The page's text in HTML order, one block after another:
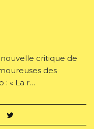
critique de
des
: « La r…